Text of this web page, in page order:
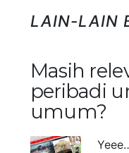
LAIN-LAIN
Masih
peribadi
umum?